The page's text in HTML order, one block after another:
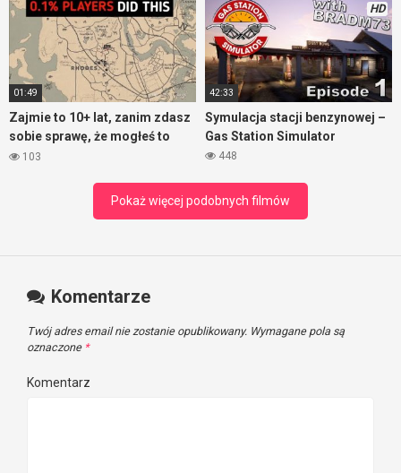
01:49
Zajmie to 10+ lat, zanim zdasz
sobie sprawę, że mogłeś to
zrobić – RDR2
103
HD
42:33
Symulacja stacji benzynowej –
Gas Station Simulator
448
Pokaż więcej podobnych filmów
Komentarze
Twój adres email nie zostanie opublikowany. Wymagane pola są
oznaczone *
Komentarz